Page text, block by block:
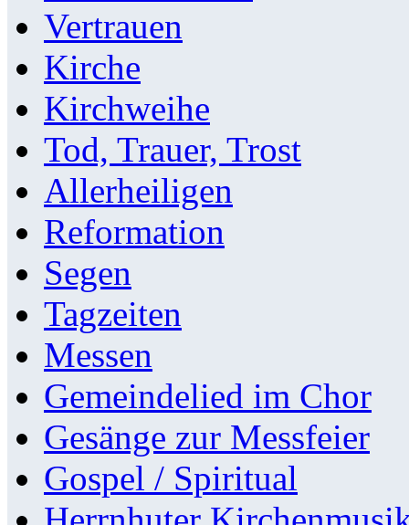
Vertrauen
Kirche
Kirchweihe
Tod, Trauer, Trost
Allerheiligen
Reformation
Segen
Tagzeiten
Messen
Gemeindelied im Chor
Gesänge zur Messfeier
Gospel / Spiritual